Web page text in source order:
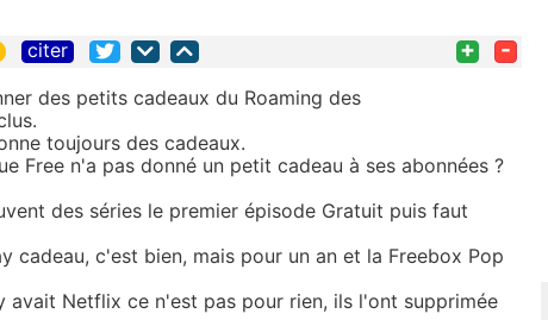
citer + -
des petits cadeaux du Roaming des
toujours des cadeaux.
Free n'a pas donné un petit cadeau à ses abonnées ?
des séries le premier épisode Gratuit puis faut
cadeau, c'est bien, mais pour un an et la Freebox Pop
avait Netflix ce n'est pas pour rien, ils l'ont supprimée